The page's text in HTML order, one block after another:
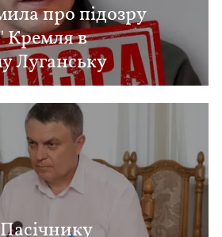
про підозру
Кремля в
Луганську